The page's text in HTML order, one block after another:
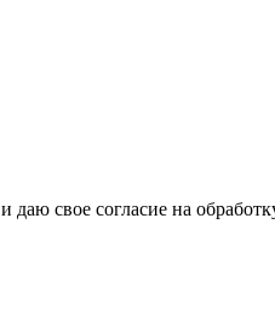
и даю свое согласие на